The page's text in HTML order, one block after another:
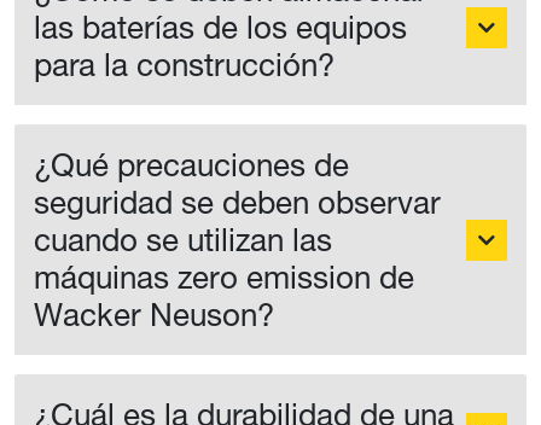
¿Cómo se deben almacenar
las baterías de los equipos
para la construcción?
¿Qué precauciones de
seguridad se deben observar
cuando se utilizan las
máquinas zero emission de
Wacker Neuson?